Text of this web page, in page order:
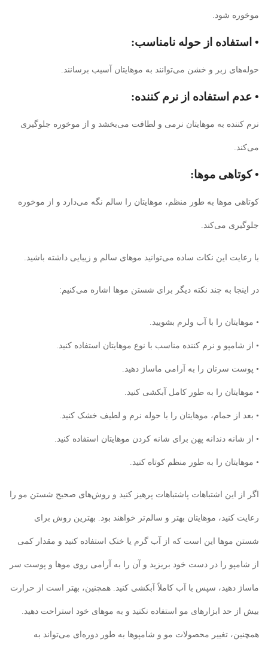
موخوره شود.
• استفاده از حوله نامناسب:
حوله‌های زبر و خشن می‌توانند به موهایتان آسیب برسانند.
• عدم استفاده از نرم کننده:
نرم کننده به موهایتان نرمی و لطافت می‌بخشد و از موخوره جلوگیری
می‌کند.
• کوتاهی موها:
کوتاهی موها به طور منظم، موهایتان را سالم نگه می‌دارد و از موخوره
جلوگیری می‌کند.
با رعایت این نکات ساده می‌توانید موهای سالم و زیبایی داشته باشید.
در اینجا به چند نکته دیگر برای شستن موها اشاره می‌کنیم:
• موهایتان را با آب ولرم بشویید.
• از شامپو و نرم کننده مناسب با نوع موهایتان استفاده کنید.
• پوست سرتان را به آرامی ماساژ دهید.
• موهایتان را به طور کامل آبکشی کنید.
• بعد از حمام، موهایتان را با حوله نرم و لطیف خشک کنید.
• از شانه دندانه پهن برای شانه کردن موهایتان استفاده کنید.
• موهایتان را به طور منظم کوتاه کنید.
اگر از این اشتباهات پاشتباهات پرهیز کنید و روش‌های صحیح شستن مو را
رعایت کنید، موهایتان بهتر و سالم‌تر خواهند بود. بهترین روش برای
شستن موها این است که از آب گرم یا خنک استفاده کنید و مقدار کمی
از شامپو را در دست خود بریزید و آن را به آرامی روی موها و پوست سر
ماساژ دهید، سپس با آب کاملاً آبکشی کنید. همچنین، بهتر است از حرارت
بیش از حد ابزارهای مو استفاده نکنید و به موهای خود استراحت دهید.
همچنین، تغییر محصولات مو و شامپوها به طور دوره‌ای می‌تواند به